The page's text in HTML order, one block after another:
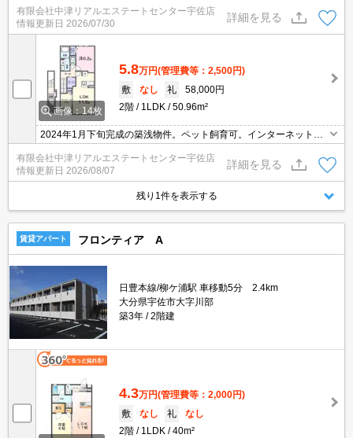
温水洗浄便座などうれしい設備が充実。ウォークインクローゼッ
ト、サンルームあり。宅配ボックスもあり不在時の荷物の受け取り
有限会社中津リアルエステートセンター宇佐店
情報更新日 2026/07/30
詳細を見る
画像：14枚
5.8万円(管理費等：2,500円)
敷
なし 礼
58,000円
2階
1LDK 50.96m²
2024年1月下旬完成の築浅物件。ペット飼育可。インターネット無
温水洗浄便座などうれしい設備が充実。ウォークインクローゼッ
ト、サンルームあり。宅配ボックスもあり不在時の荷物の受け取り
有限会社中津リアルエステートセンター宇佐店
情報更新日 2026/08/07
詳細を見る
残り1件を表示する
賃貸アパート フロンティア A
日豊本線/柳ケ浦駅 車移動5分 2.4km
大分県宇佐市大字川部
築3年
2階建
4.3万円(管理費等：2,000円)
敷
なし 礼
なし
2階
1LDK 40m²